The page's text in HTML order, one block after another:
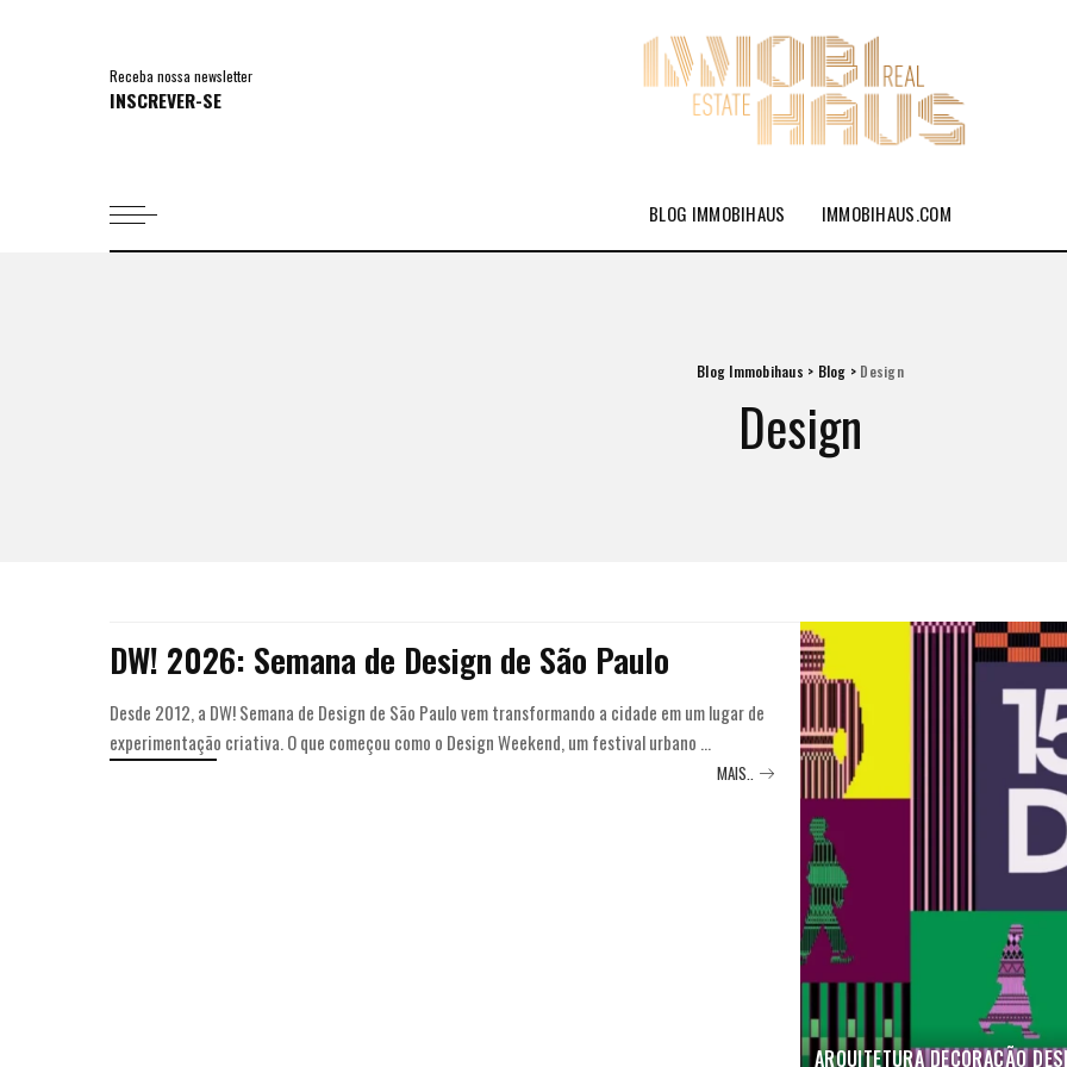
Receba nossa newsletter
INSCREVER-SE
BLOG IMMOBIHAUS IMMOBIHAUS.COM
Blog Immobihaus > Blog > Design
Design
ARQUITETURA DECORAÇÃO
DW! 2026: Semana de Design de São Paulo
Desde 2012, a DW! Semana de Design de São Paulo vem transformando a cidade em um lugar de
experimentação criativa. O que começou como o Design Weekend, um festival urbano ...
MAIS..